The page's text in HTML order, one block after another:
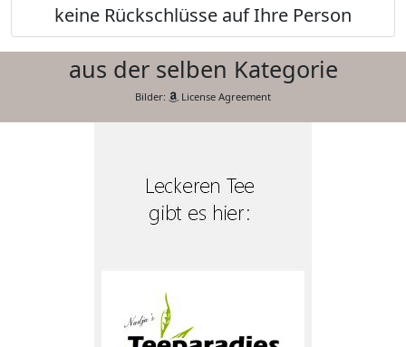
keine Rückschlüsse auf Ihre Person
aus der selben Kategorie
Bilder: License Agreement